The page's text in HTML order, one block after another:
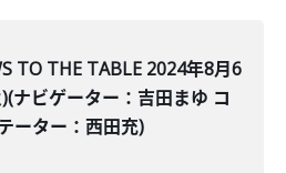
TO THE TABLE 2024年8月6
ナビゲーター：吉田まゆ コ
ーター：西田充)